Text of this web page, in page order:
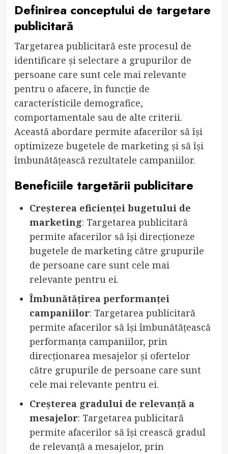
Definirea conceptului de targetare
publicitară
Targetarea publicitară este procesul de
identificare și selectare a grupurilor de
persoane care sunt cele mai relevante
pentru o afacere, în funcție de
caracteristicile demografice,
comportamentale sau de alte criterii.
Această abordare permite afacerilor să își
optimizeze bugetele de marketing și să își
îmbunătățească rezultatele campaniilor.
Beneficiile targetării publicitare
Creșterea eficienței bugetului de
marketing: Targetarea publicitară
permite afacerilor să își direcționeze
bugetele de marketing către grupurile
de persoane care sunt cele mai
relevante pentru ei.
Îmbunătățirea performanței
campaniilor: Targetarea publicitară
permite afacerilor să își îmbunătățească
performanța campaniilor, prin
direcționarea mesajelor și ofertelor
către grupurile de persoane care sunt
cele mai relevante pentru ei.
Creșterea gradului de relevanță a
mesajelor: Targetarea publicitară
permite afacerilor să își crească gradul
de relevanță a mesajelor, prin